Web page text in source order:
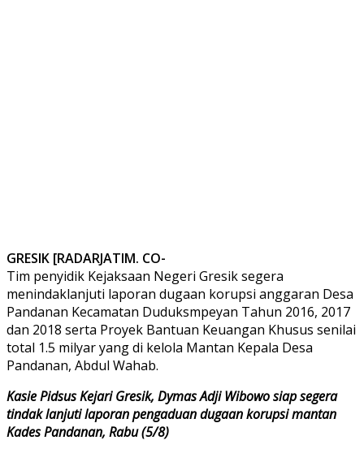
GRESIK [RADARJATIM. CO-
Tim penyidik Kejaksaan Negeri Gresik segera
menindaklanjuti laporan dugaan korupsi anggaran Desa
Pandanan Kecamatan Duduksmpeyan Tahun 2016, 2017
dan 2018 serta Proyek Bantuan Keuangan Khusus senilai
total 1.5 milyar yang di kelola Mantan Kepala Desa
Pandanan, Abdul Wahab.
Kasie Pidsus Kejari Gresik, Dymas Adji Wibowo siap segera
tindak lanjuti laporan pengaduan dugaan korupsi mantan
Kades Pandanan, Rabu (5/8)